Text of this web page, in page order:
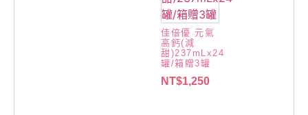
佳倍優 元氣
高鈣(減
甜)237mLx24
罐/箱贈3罐
NT$1,250